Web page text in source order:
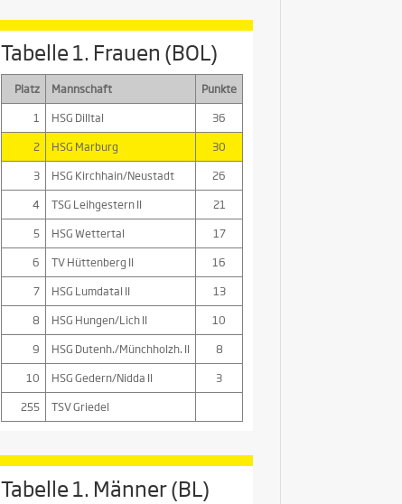
Tabelle 1. Frauen (BOL)
Platz Mannschaft
Punkte
1
HSG Dilltal
36
2
HSG Marburg
30
3
HSG Kirchhain/Neustadt
26
4
TSG Leihgestern II
21
5
HSG Wettertal
17
6
TV Hüttenberg II
16
7
HSG Lumdatal II
13
8
HSG Hungen/Lich II
10
9
HSG Dutenh./Münchholzh. II
8
10
HSG Gedern/Nidda II
3
255
TSV Griedel
Tabelle 1. Männer (BL)